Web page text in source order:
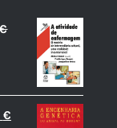
€
€O